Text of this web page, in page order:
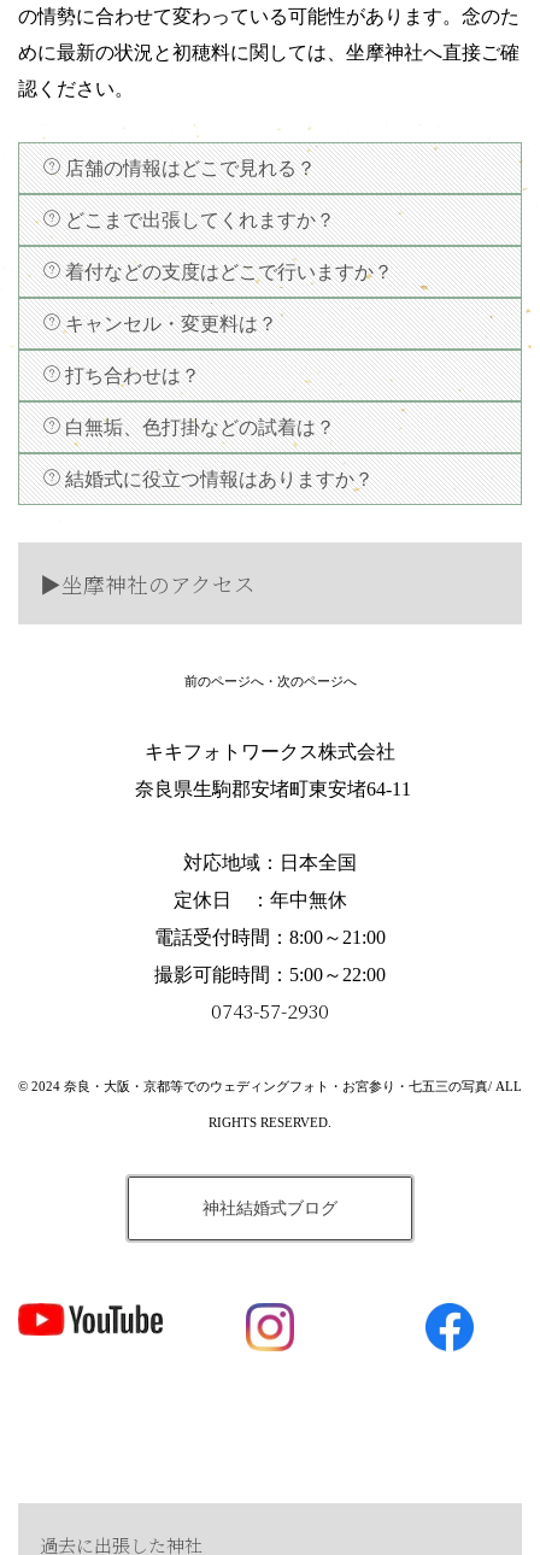
の情勢に合わせて変わっている可能性があります。念のた
めに最新の状況と初穂料に関しては、坐摩神社へ直接ご確
認ください。
店舗の情報はどこで見れる？
どこまで出張してくれますか？
着付などの支度はどこで行いますか？
キャンセル・変更料は？
打ち合わせは？
白無垢、色打掛などの試着は？
結婚式に役立つ情報はありますか？
▶︎坐摩神社のアクセス
前のページへ・ 次のページへ
キキフォトワークス株式会社
奈良県生駒郡安堵町東安堵64-11
対応地域： 日本全国
定休日 ：年中無休
電話受付時間：8:00～21:00
撮影可能時間：5:00～22:00
0743-57-2930
© 2024 奈良・大阪・京都等でのウェディングフォト・お宮参り・七五三の写真/ ALL
RIGHTS RESERVED.
神社結婚式ブログ
過去に出張した神社